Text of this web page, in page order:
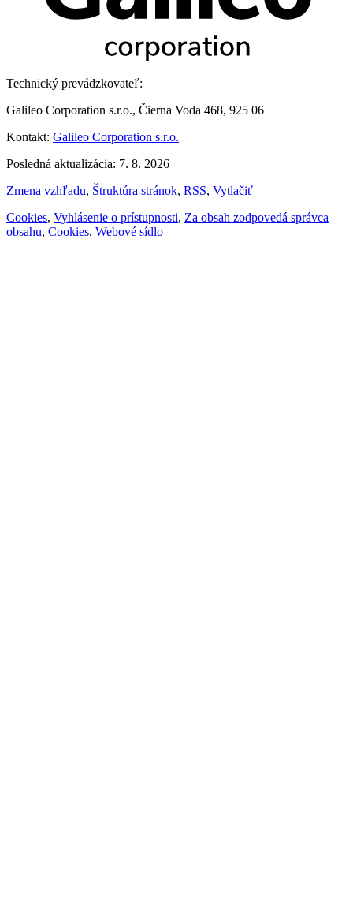
Technický prevádzkovateľ:
Galileo Corporation s.r.o., Čierna Voda 468, 925 06
Kontakt: Galileo Corporation s.r.o.
Posledná aktualizácia: 7. 8. 2026
Zmena vzhľadu, Štruktúra stránok, RSS, Vytlačiť
Cookies, Vyhlásenie o prístupnosti, Za obsah zodpovedá správca
obsahu, Cookies, Webové sídlo